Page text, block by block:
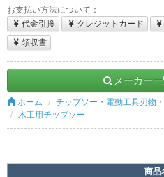
お支払い方法について：
代金引換
クレジットカード
領収書
メーカー
ホーム
チップソー・電動工具刃物
木工用チップソー
商品